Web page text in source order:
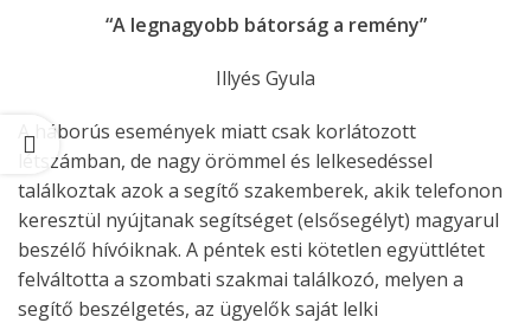
“A legnagyobb bátorság a remény”
Illyés Gyula
A háborús események miatt csak korlátozott
létszámban, de nagy örömmel és lelkesedéssel
találkoztak azok a segítő szakemberek, akik telefonon
keresztül nyújtanak segítséget (elsősegélyt) magyarul
beszélő hívóiknak. A péntek esti kötetlen együttlétet
felváltotta a szombati szakmai találkozó, melyen a
segítő beszélgetés, az ügyelők saját lelki